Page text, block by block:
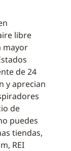
libre
mayor
de 24
y aprecian
de
puedes
tiendas,
REI